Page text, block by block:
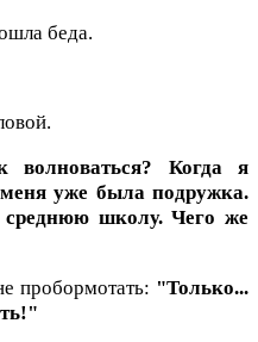
беда.
Когда я
уже была подружка.
среднюю школу. Чего же
пробормотать: "Только...